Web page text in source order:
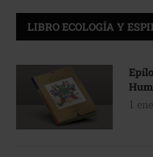
LIBRO ECOLOGÍA Y
1